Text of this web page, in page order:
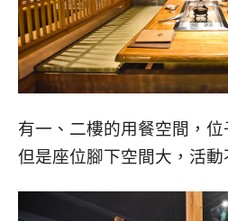
有一、二樓的用餐空間，位
但是座位腳下空間大，活動